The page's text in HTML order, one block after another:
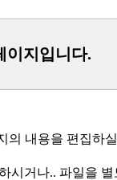
이지입니다.
의 내용을 편집하
시거나.. 파일을 별